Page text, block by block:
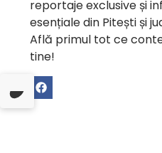
reportaje exclusive și
esențiale din Pitești și
Află primul tot ce
tine!